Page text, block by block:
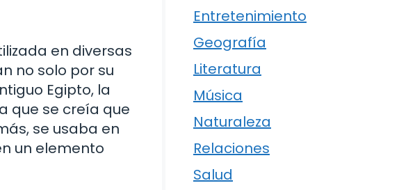
en diversas
no solo por su
Egipto, la
que se creía que
se usaba en
un elemento
Entretenimiento
Geografía
Literatura
Música
Naturaleza
Relaciones
Salud